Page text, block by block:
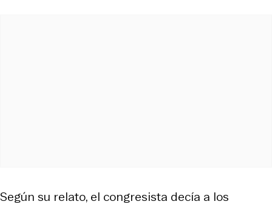
Según su relato, el congresista decía a los